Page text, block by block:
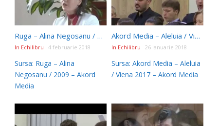
Ruga – Alina Negosanu / 2009
In Echilibru 4 februarie 2018
Sursa: Ruga – Alina
Negosanu / 2009 – Akord
Media
Akord Media – Aleluia / Viena 2017
In Echilibru 26 ianuarie 2018
Sursa: Akord Media – Aleluia
/ Viena 2017 – Akord Media